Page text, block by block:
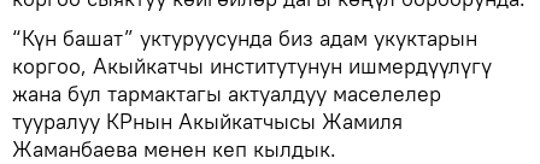
“Күн башат” уктуруусунда биз адам укуктарын
коргоо, Акыйкатчы институтунун ишмердүүлүгү
жана бул тармактагы актуалдуу маселелер
тууралуу КРнын Акыйкатчысы Жамиля
Жаманбаева менен кеп кылдык.